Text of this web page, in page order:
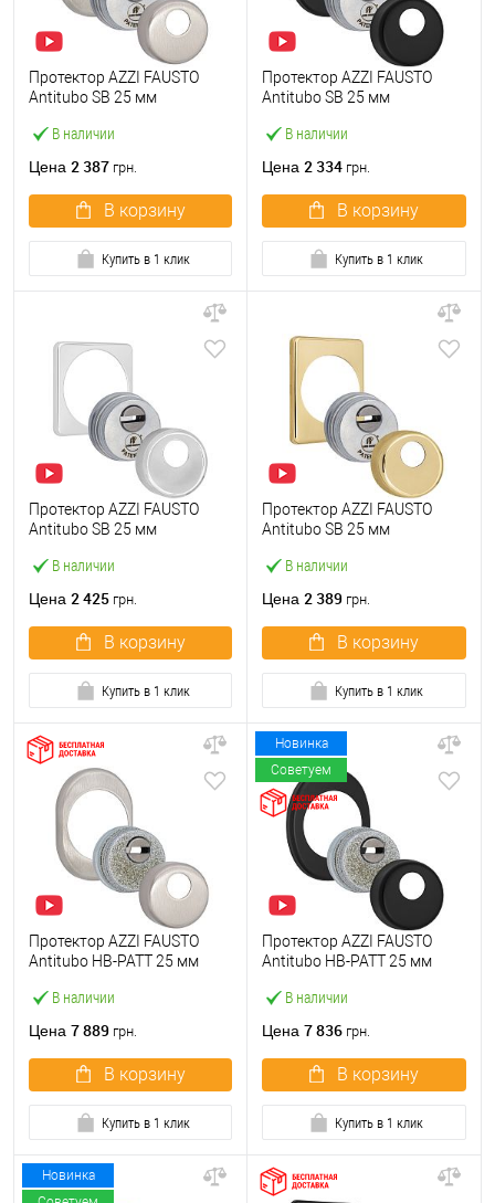
В наличии
Протектор AZZI FAUSTO
Antitubo SB 25 мм
стандарт никель матовый
Цена 2 387 грн.
В корзину
Купить в 1 клик
В наличии
Протектор AZZI FAUSTO
Antitubo SB 25 мм
широкий черный матовый
Цена 2 334 грн.
В корзину
Купить в 1 клик
В наличии
Протектор AZZI FAUSTO
Antitubo SB 25 мм
квадратный хром
Цена 2 425 грн.
В корзину
Купить в 1 клик
В наличии
Протектор AZZI FAUSTO
Antitubo SB 25 мм
прямоугольная латунь
Цена 2 389 грн.
В корзину
Купить в 1 клик
В наличии
Протектор AZZI FAUSTO
Antitubo HB-PATT 25 мм
стандарт никель матовый
Цена 7 889 грн.
В корзину
Купить в 1 клик
Новинка
Советуем
В наличии
Протектор AZZI FAUSTO
Antitubo HB-PATT 25 мм
широкий черный матовый
Цена 7 836 грн.
В корзину
Купить в 1 клик
Новинка